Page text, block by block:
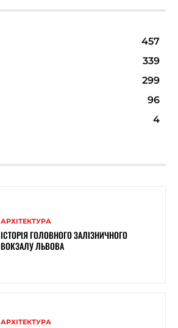
457
339
299
96
4
АРХІТЕКТУРА
ІСТОРІЯ ГОЛОВНОГО ЗАЛІЗНИЧНОГО
ВОКЗАЛУ ЛЬВОВА
АРХІТЕКТУРА